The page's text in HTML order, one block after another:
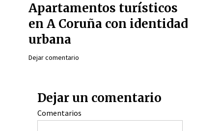
Apartamentos turísticos
en A Coruña con identidad
urbana
Dejar comentario
Dejar un comentario
Comentarios